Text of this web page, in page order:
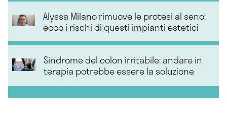
Alyssa Milano rimuove le protesi al seno:
ecco i rischi di questi impianti estetici
Sindrome del colon irritabile: andare in
terapia potrebbe essere la soluzione